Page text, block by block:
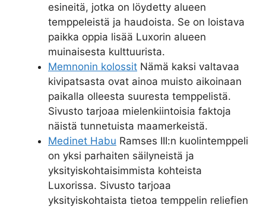
esineitä, jotka on löydetty alueen
temppeleistä ja haudoista. Se on loistava
paikka oppia lisää Luxorin alueen
muinaisesta kulttuurista.
Memnonin kolossit Nämä kaksi valtavaa
kivipatsasta ovat ainoa muisto aikoinaan
paikalla olleesta suuresta temppelistä.
Sivusto tarjoaa mielenkiintoisia faktoja
näistä tunnetuista maamerkeistä.
Medinet Habu Ramses III:n kuolintemppeli
on yksi parhaiten säilyneistä ja
yksityiskohtaisimmista kohteista
Luxorissa. Sivusto tarjoaa
yksityiskohtaista tietoa temppelin reliefien